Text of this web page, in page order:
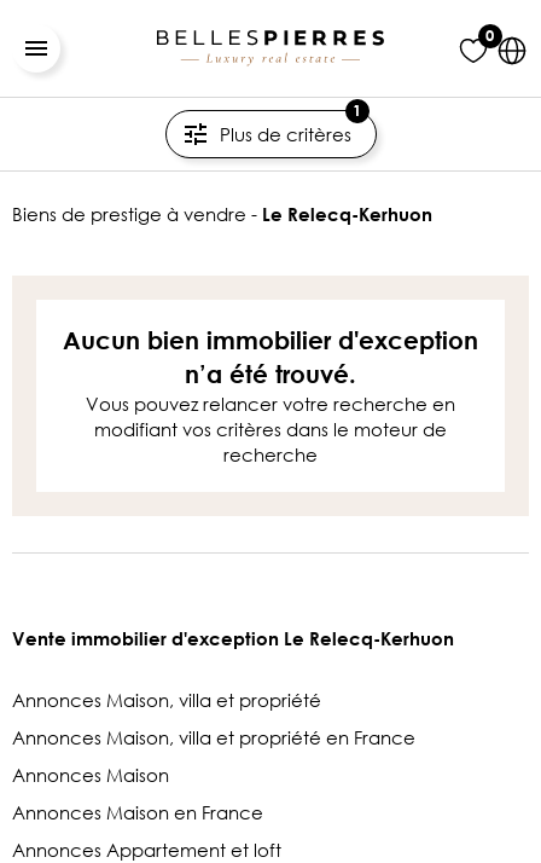
0
Plus de critères
1
biens de prestige à vendre - Le Relecq-Kerhuon
Aucun bien immobilier d'exception
n’a été trouvé.
Vous pouvez relancer votre recherche en
modifiant vos critères dans le moteur de
recherche
Vente immobilier d'exception Le Relecq-Kerhuon
Annonces Maison, villa et propriété
Annonces Maison, villa et propriété en France
Annonces Maison
Annonces Maison en France
Annonces Appartement et loft